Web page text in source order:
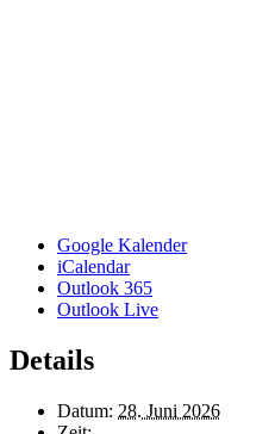
Google Kalender
iCalendar
Outlook 365
Outlook Live
Details
Datum: 28. Juni 2026